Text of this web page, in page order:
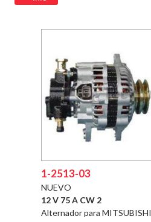
1-2513-03
NUEVO
12 V 75 A CW 2
Alternador para MITSUBISHI